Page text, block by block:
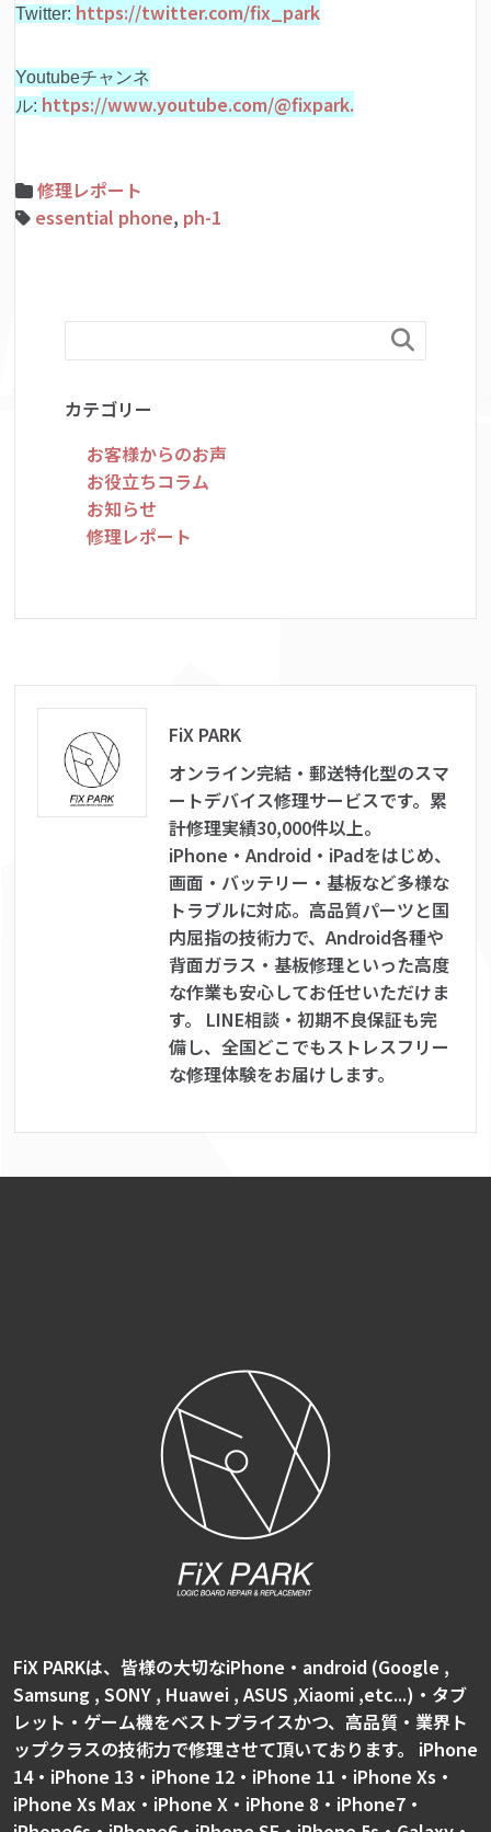
Twitter: https://twitter.com/fix_park
Youtubeチャンネ
ル: https://www.youtube.com/@fixpark.
修理レポート
essential phone, ph-1

カテゴリー
お客様からのお声
お役立ちコラム
お知らせ
修理レポート
FiX PARK
オンライン完結・郵送特化型のスマ
ートデバイス修理サービスです。累
計修理実績30,000件以上。
iPhone・Android・iPadをはじめ、
画面・バッテリー・基板など多様な
トラブルに対応。高品質パーツと国
内屈指の技術力で、Android各種や
背面ガラス・基板修理といった高度
な作業も安心してお任せいただけま
す。 LINE相談・初期不良保証も完
備し、全国どこでもストレスフリー
な修理体験をお届けします。
FiX PARKは、皆様の大切なiPhone・android (Google ,
Samsung , SONY , Huawei , ASUS ,Xiaomi ,etc...)・タブ
レット・ゲーム機をベストプライスかつ、高品質・業界ト
ップクラスの技術力で修理させて頂いております。 iPhone
14・iPhone 13・iPhone 12・iPhone 11・iPhone Xs・
iPhone Xs Max・iPhone X・iPhone 8・iPhone7・